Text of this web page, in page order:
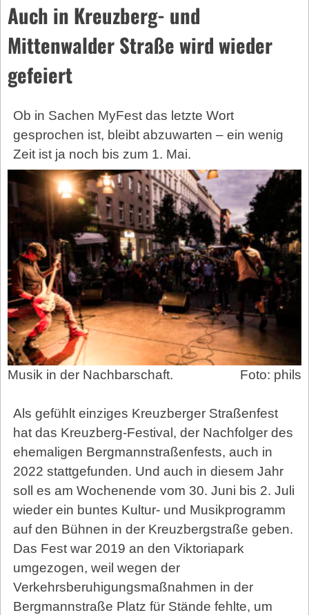
Auch in Kreuzberg- und
Mittenwalder Straße wird wieder
gefeiert
Ob in Sachen MyFest das letzte Wort
gesprochen ist, bleibt abzuwarten – ein wenig
Zeit ist ja noch bis zum 1. Mai.
Musik in der Nachbarschaft. Foto: phils
Als gefühlt einziges Kreuzberger Straßenfest
hat das Kreuzberg-Fes­ti­val, der Nachfolger des
ehemaligen Bergmannstraßenfests, auch in
2022 stattgefunden. Und auch in diesem Jahr
soll es am Wochenende vom 30. Juni bis 2. Juli
wieder ein buntes Kultur- und Musikprogramm
auf den Bühnen in der Kreuzbergstraße geben.
Das Fest war 2019 an den Viktoriapark
umgezogen, weil wegen der
Verkehrsberuhigungsmaßnahmen in der
Bergmannstraße Platz für Stände fehlte, um